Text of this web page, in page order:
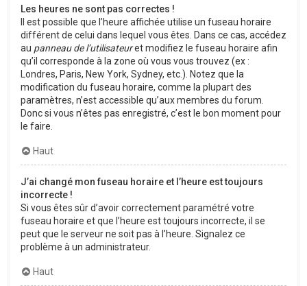
Les heures ne sont pas correctes !
Il est possible que l’heure affichée utilise un fuseau horaire
différent de celui dans lequel vous êtes. Dans ce cas, accédez
au panneau de l’utilisateuret modifiez le fuseau horaire afin
qu’il corresponde à la zone où vous vous trouvez (ex :
Londres, Paris, New York, Sydney, etc.). Notez que la
modification du fuseau horaire, comme la plupart des
paramètres, n’est accessible qu’aux membres du forum.
Donc si vous n’êtes pas enregistré, c’est le bon moment pour
le faire.
Haut
J’ai changé mon fuseau horaire et l’heure est toujours
incorrecte !
Si vous êtes sûr d’avoir correctement paramétré votre
fuseau horaire et que l’heure est toujours incorrecte, il se
peut que le serveur ne soit pas à l’heure. Signalez ce
problème à un administrateur.
Haut